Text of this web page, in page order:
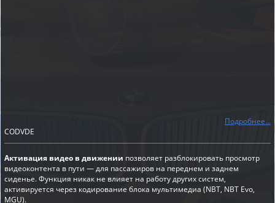
Подробнее...
CODVDE
Активация видео в движении позволяет разблокировать просмотр
видеоконтента в пути — для пассажиров на переднем и заднем
сиденье. Функция никак не влияет на работу других систем,
активируется через кодирование блока мультимедиа (NBT, NBT Evo,
MGU).